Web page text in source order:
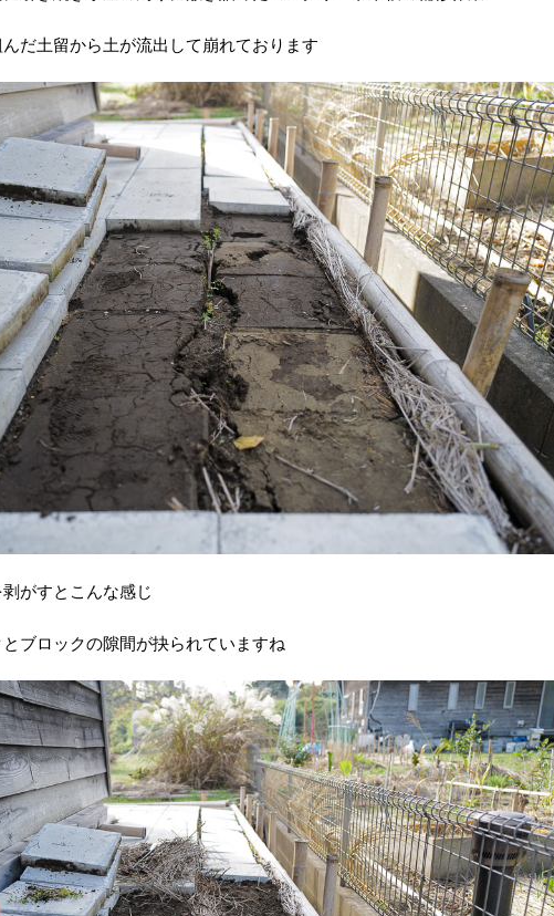
だ土留から土が流出して崩れております
がすとこんな感じ
ブロックの隙間が抉られていますね